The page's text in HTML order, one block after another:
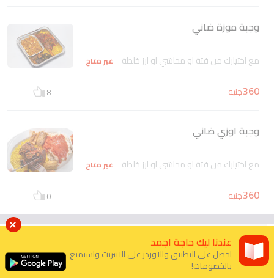
وجبة موزة ضاني
مع اختيارك من فتة او محاشي او ارز خلطة غير متاح
360جنيه 8
وجبة اوزي ضاني
مع اختيارك من فتة او محاشي او ارز خلطة غير متاح
360جنيه 0
المشويات 15
عندنا ليك حاجة اجمد
احصل على التطبيق والاوردر على الانترنت واستمتع
بالخصومات!